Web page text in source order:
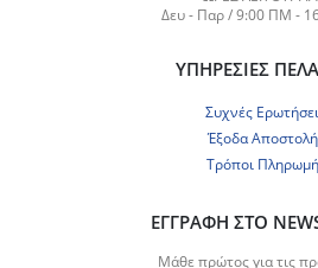
Δευ - Παρ / 9:00 ΠΜ -
ΥΠΗΡΕΣΊΕΣ
Συχνές
Έξοδα
Τρόποι
ΕΓΓΡΑΦΉ ΣΤΟ
Μάθε πρώτος για τις